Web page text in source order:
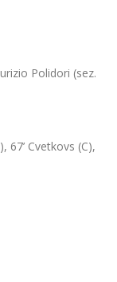
Polidori (sez.
67’ Cvetkovs (C),